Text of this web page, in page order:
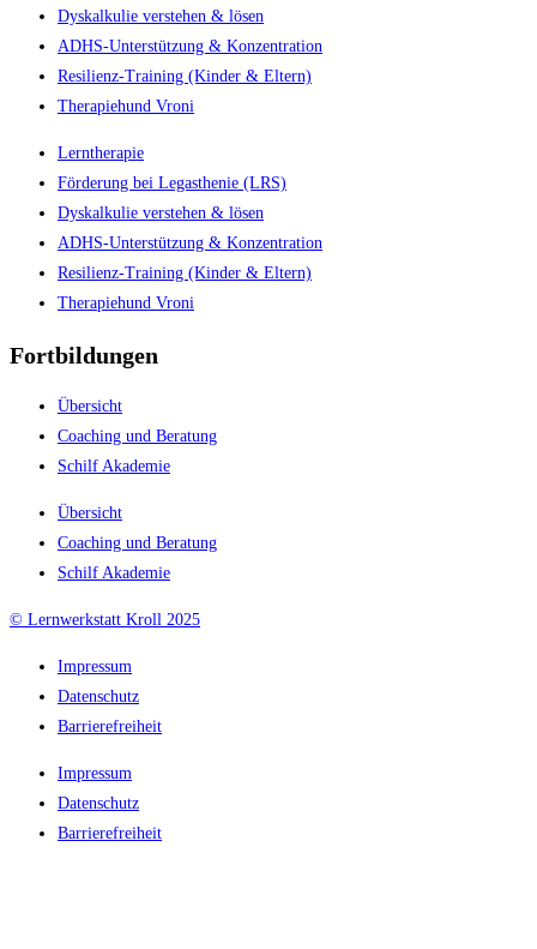
Dyskalkulie verstehen & lösen
ADHS-Unterstützung & Konzentration
Resilienz-Training (Kinder & Eltern)
Therapiehund Vroni
Lerntherapie
Förderung bei Legasthenie (LRS)
Dyskalkulie verstehen & lösen
ADHS-Unterstützung & Konzentration
Resilienz-Training (Kinder & Eltern)
Therapiehund Vroni
Fortbildungen
Übersicht
Coaching und Beratung
Schilf Akademie
Übersicht
Coaching und Beratung
Schilf Akademie
© Lernwerkstatt Kroll 2025
Impressum
Datenschutz
Barrierefreiheit
Impressum
Datenschutz
Barrierefreiheit